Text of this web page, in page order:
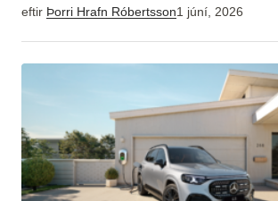
eftir Þorri Hrafn Róbertsson1 júní, 2026